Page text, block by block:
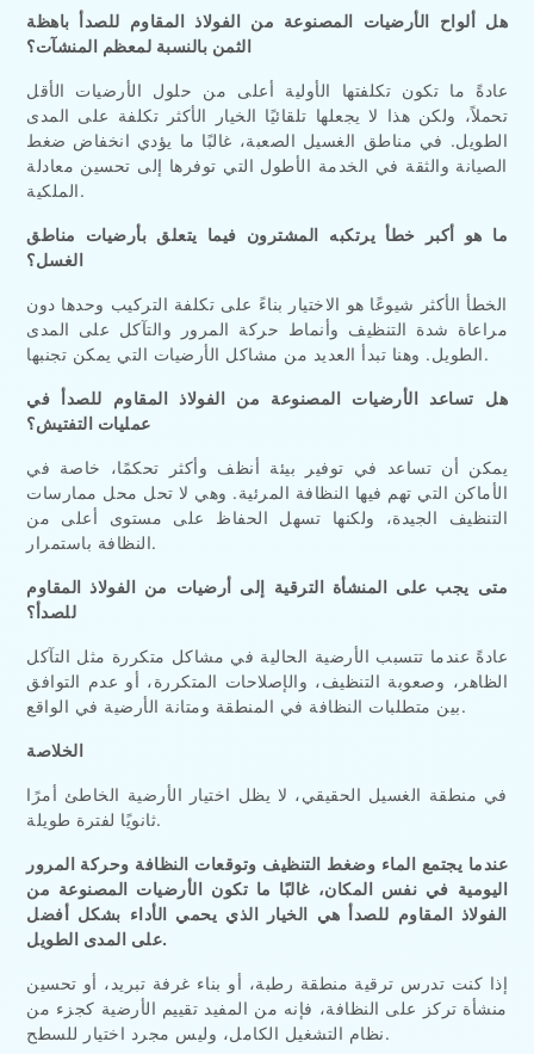
هل ألواح الأرضيات المصنوعة من الفولاذ المقاوم للصدأ باهظة
الثمن بالنسبة لمعظم المنشآت؟
عادةً ما تكون تكلفتها الأولية أعلى من حلول الأرضيات الأقل
تحملاً، ولكن هذا لا يجعلها تلقائيًا الخيار الأكثر تكلفة على المدى
الطويل. في مناطق الغسيل الصعبة، غالبًا ما يؤدي انخفاض ضغط
الصيانة والثقة في الخدمة الأطول التي توفرها إلى تحسين معادلة
الملكية.
ما هو أكبر خطأ يرتكبه المشترون فيما يتعلق بأرضيات مناطق
الغسل؟
الخطأ الأكثر شيوعًا هو الاختيار بناءً على تكلفة التركيب وحدها دون
مراعاة شدة التنظيف وأنماط حركة المرور والتآكل على المدى
الطويل. وهنا تبدأ العديد من مشاكل الأرضيات التي يمكن تجنبها.
هل تساعد الأرضيات المصنوعة من الفولاذ المقاوم للصدأ في
عمليات التفتيش؟
يمكن أن تساعد في توفير بيئة أنظف وأكثر تحكمًا، خاصة في
الأماكن التي تهم فيها النظافة المرئية. وهي لا تحل محل ممارسات
التنظيف الجيدة، ولكنها تسهل الحفاظ على مستوى أعلى من
النظافة باستمرار.
متى يجب على المنشأة الترقية إلى أرضيات من الفولاذ المقاوم
للصدأ؟
عادةً عندما تتسبب الأرضية الحالية في مشاكل متكررة مثل التآكل
الظاهر، وصعوبة التنظيف، والإصلاحات المتكررة، أو عدم التوافق
بين متطلبات النظافة في المنطقة ومتانة الأرضية في الواقع.
الخلاصة
في منطقة الغسيل الحقيقي، لا يظل اختيار الأرضية الخاطئ أمرًا
ثانويًا لفترة طويلة.
عندما يجتمع الماء وضغط التنظيف وتوقعات النظافة وحركة المرور
اليومية في نفس المكان، غالبًا ما تكون الأرضيات المصنوعة من
الفولاذ المقاوم للصدأ هي الخيار الذي يحمي الأداء بشكل أفضل
على المدى الطويل.
إذا كنت تدرس ترقية منطقة رطبة، أو بناء غرفة تبريد، أو تحسين
منشأة تركز على النظافة، فإنه من المفيد تقييم الأرضية كجزء من
نظام التشغيل الكامل، وليس مجرد اختيار للسطح.